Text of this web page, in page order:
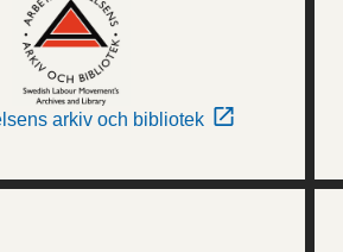
arkiv och bibliotek